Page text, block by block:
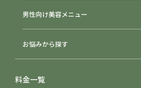
男性向け美容メニュー
お悩みから探す
料金一覧